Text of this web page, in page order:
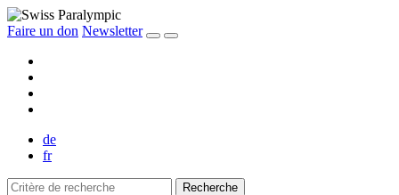
Faire un don Newsletter
de
fr
Recherche